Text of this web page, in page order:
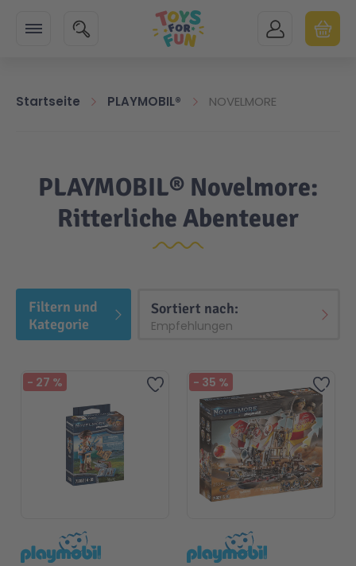
SUCHE MEIN KONTO
Startseite PLAYMOBIL® NOVELMORE
PLAYMOBIL® Novelmore:
Ritterliche Abenteuer
Filtern und
Kategorie
Sortiert nach:
Zur Wunschliste
- 27 %
Beliebt - 35 %